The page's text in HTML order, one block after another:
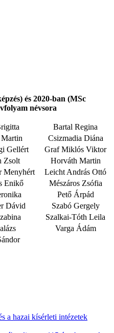
és 2020-ban (MSc
névsora
Bartal Regina
Martin
Csizmadia Diána
Gellért
Graf Miklós Viktor
Zsolt
Horváth Martin
Menyhért
Leicht András Ottó
Enikő
Mészáros Zsófia
Pető Árpád
Dávid
Szabó Gergely
Szalkai-Tóth Leila
Varga Ádám
a hazai kísérleti intézetek